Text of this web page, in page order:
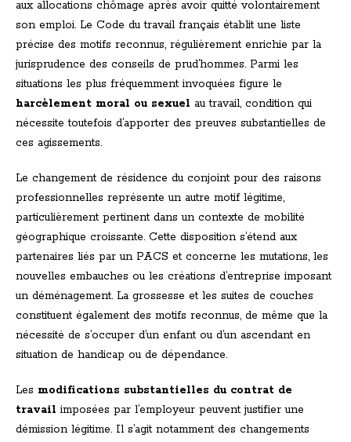
aux allocations chômage après avoir quitté volontairement
son emploi. Le Code du travail français établit une liste
précise des motifs reconnus, régulièrement enrichie par la
jurisprudence des conseils de prud’hommes. Parmi les
situations les plus fréquemment invoquées figure le
harcèlement moral ou sexuel au travail, condition qui
nécessite toutefois d’apporter des preuves substantielles de
ces agissements.
Le changement de résidence du conjoint pour des raisons
professionnelles représente un autre motif légitime,
particulièrement pertinent dans un contexte de mobilité
géographique croissante. Cette disposition s’étend aux
partenaires liés par un PACS et concerne les mutations, les
nouvelles embauches ou les créations d’entreprise imposant
un déménagement. La grossesse et les suites de couches
constituent également des motifs reconnus, de même que la
nécessité de s’occuper d’un enfant ou d’un ascendant en
situation de handicap ou de dépendance.
Les modifications substantielles du contrat de
travail imposées par l’employeur peuvent justifier une
démission légitime. Il s’agit notamment des changements